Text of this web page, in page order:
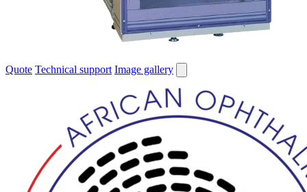
Quote Technical support Image gallery